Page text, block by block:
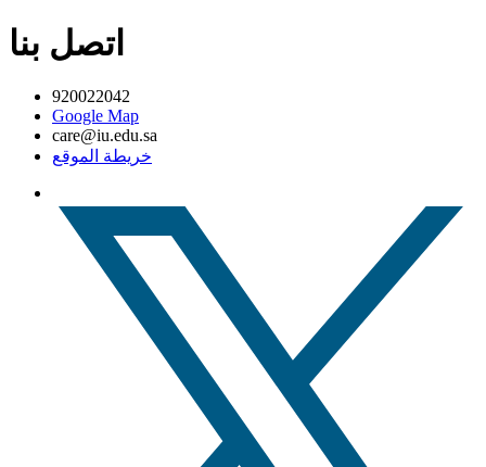
اتصل بنا
920022042
Google Map
care@iu.edu.sa
خريطة الموقع